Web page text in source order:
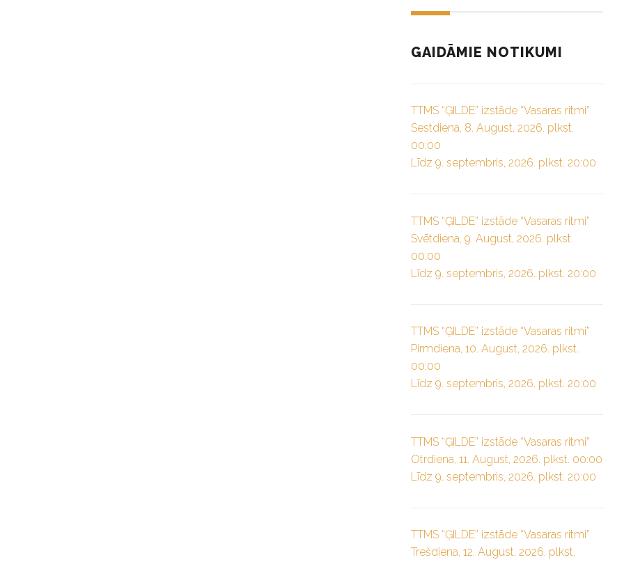
GAIDĀMIE NOTIKUMI
TTMS “ĢILDE” izstāde “Vasaras ritmi”
Sestdiena, 8. August, 2026. plkst.
00:00
Līdz 9. septembris, 2026. plkst. 20:00
TTMS “ĢILDE” izstāde “Vasaras ritmi”
Svētdiena, 9. August, 2026. plkst.
00:00
Līdz 9. septembris, 2026. plkst. 20:00
TTMS “ĢILDE” izstāde “Vasaras ritmi”
Pirmdiena, 10. August, 2026. plkst.
00:00
Līdz 9. septembris, 2026. plkst. 20:00
TTMS “ĢILDE” izstāde “Vasaras ritmi”
Otrdiena, 11. August, 2026. plkst. 00:00
Līdz 9. septembris, 2026. plkst. 20:00
TTMS “ĢILDE” izstāde “Vasaras ritmi”
Trešdiena, 12. August, 2026. plkst.